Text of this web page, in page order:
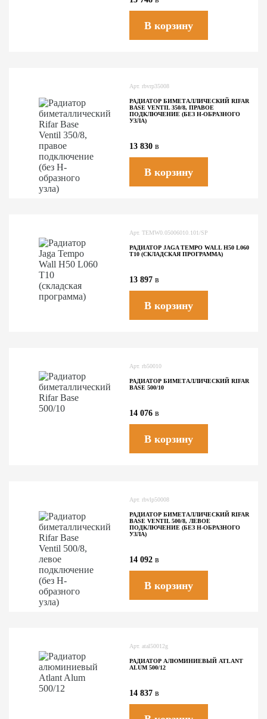
В корзину
Арт. rbvrp35008
РАДИАТОР БИМЕТАЛЛИЧЕСКИЙ RIFAR
BASE VENTIL 350/8, ПРАВОЕ
ПОДКЛЮЧЕНИЕ (БЕЗ H-ОБРАЗНОГО
УЗЛА)
13 830 в
В корзину
Арт. TEMW0.05006010.101/SP
РАДИАТОР JAGA TEMPO WALL H50 L060
T10 (СКЛАДСКАЯ ПРОГРАММА)
13 897 в
В корзину
Арт. rb50010
РАДИАТОР БИМЕТАЛЛИЧЕСКИЙ RIFAR
BASE 500/10
14 076 в
В корзину
Арт. rbvlp50008
РАДИАТОР БИМЕТАЛЛИЧЕСКИЙ RIFAR
BASE VENTIL 500/8, ЛЕВОЕ
ПОДКЛЮЧЕНИЕ (БЕЗ H-ОБРАЗНОГО
УЗЛА)
14 092 в
В корзину
Арт. atal50012g
РАДИАТОР АЛЮМИНИЕВЫЙ ATLANT
ALUM 500/12
14 837 в